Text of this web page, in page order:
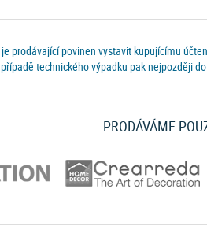
prodávající povinen vystavit kupujícímu
technického výpadku pak nejpozději do
PRODÁVÁME